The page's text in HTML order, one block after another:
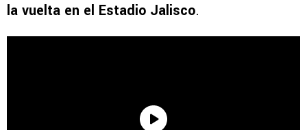
la vuelta en el Estadio Jalisco.